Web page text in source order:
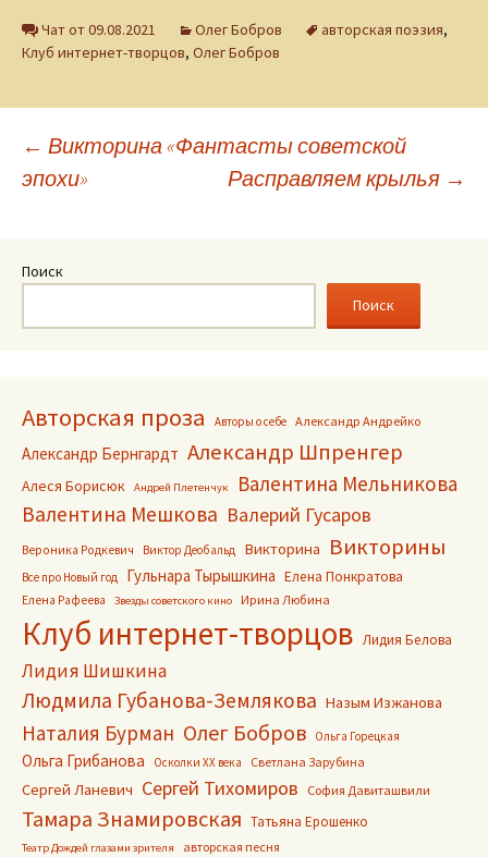
Чат от 09.08.2021 Олег Бобров авторская поэзия,
Клуб интернет-творцов, Олег Бобров
Навигация
записям
← Викторина «Фантасты советской
эпохи»
Расправляем крылья →
Поиск
Поиск
Авторская проза Авторы о себе Александр Андрейко
Александр Бернгардт Александр Шпренгер
Алеся Борисюк Андрей Плетенчук
Валентина Мельникова
Валентина Мешкова Валерий Гусаров
Вероника Родкевич Виктор Деобальд Викторина Викторины
Все про Новый год Гульнара Тырышкина Елена Понкратова
Елена Рафеева Звезды советского кино Ирина Любина
Клуб интернет-творцов Лидия Белова
Лидия Шишкина
Людмила Губанова-Землякова Назым Изжанова
Наталия Бурман Олег Бобров Ольга Горецкая
Ольга Грибанова Осколки ХХ века Светлана Зарубина
Сергей Ланевич Сергей Тихомиров София Давиташвили
Тамара Знамировская Татьяна Ерошенко
Театр Дождей глазами зрителя авторская песня